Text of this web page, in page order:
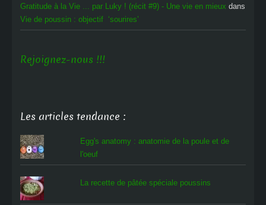
Gratitude à la Vie ... par Luky ! (récit #9) - Une vie en mieux dans
Vie de poussin : objectif ‘sourires’
Rejoignez-nous !!!
Les articles tendance :
Egg's anatomy : anatomie de la poule et de
l'oeuf
La recette de pâtée spéciale poussins